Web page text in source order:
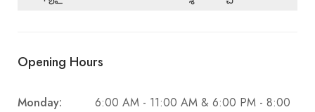
Opening Hours
Monday:
6:00 AM - 11:00 AM & 6:00 PM - 8:00